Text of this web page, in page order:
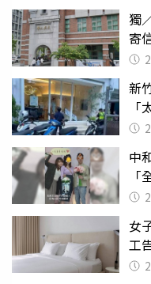
獨
寄
關
新
中
摔
女
工